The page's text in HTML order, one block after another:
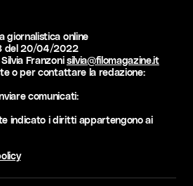
giornalistica online
del 20/04/2022
Franzonisilvia@filomagazine.it
o per contattare la redazione:
comunicati:
indicato i diritti appartengono ai